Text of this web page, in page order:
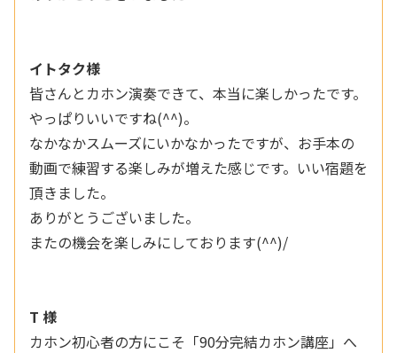
イトタク様
皆さんとカホン演奏できて、本当に楽しかったです。
やっぱりいいですね(^^)。
なかなかスムーズにいかなかったですが、お手本の
動画で練習する楽しみが増えた感じです。いい宿題を
頂きました。
ありがとうございました。
またの機会を楽しみにしております(^^)/
T 様
カホン初心者の方にこそ「90分完結カホン講座」へ